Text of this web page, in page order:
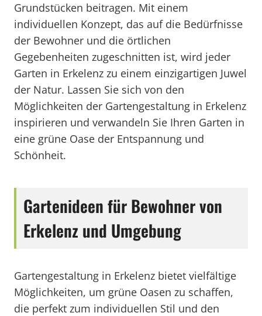
Grundstücken beitragen. Mit einem
individuellen Konzept, das auf die Bedürfnisse
der Bewohner und die örtlichen
Gegebenheiten zugeschnitten ist, wird jeder
Garten in Erkelenz zu einem einzigartigen Juwel
der Natur. Lassen Sie sich von den
Möglichkeiten der Gartengestaltung in Erkelenz
inspirieren und verwandeln Sie Ihren Garten in
eine grüne Oase der Entspannung und
Schönheit.
Gartenideen für Bewohner von
Erkelenz und Umgebung
Gartengestaltung in Erkelenz bietet vielfältige
Möglichkeiten, um grüne Oasen zu schaffen,
die perfekt zum individuellen Stil und den